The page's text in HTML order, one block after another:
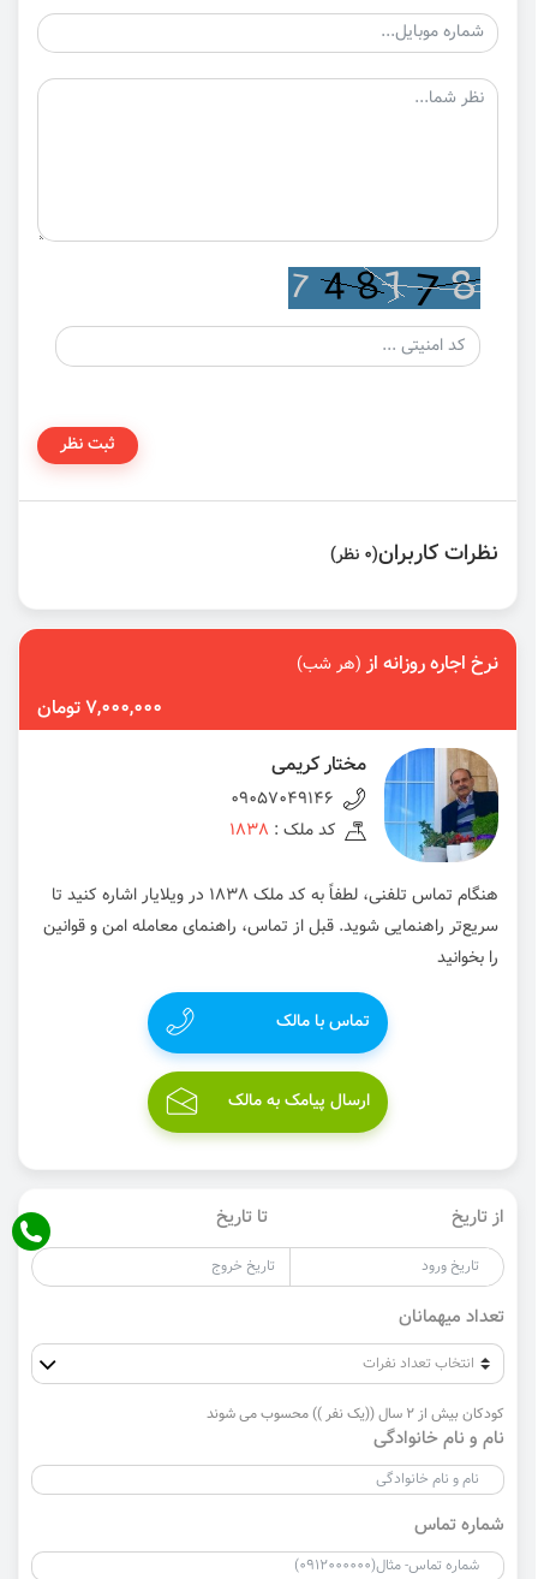
ثبت نظر
نظرات کاربران(0 نظر)
نرخ اجاره روزانه از(هر شب)
7,000,000 تومان
مختار کریمی
09057049146
کد ملک : 1838
هنگام تماس تلفنی، لطفاً به کد ملک 1838 در ویلایار اشاره کنید تا
سریع‌تر راهنمایی شوید. قبل از تماس، راهنمای معامله امن و قوانین
را بخوانید
تماس با مالک
ارسال پیامک به مالک
از تاریخ تا تاریخ
تعداد میهمانان
کودکان بیش از 2 سال ((یک نفر )) محسوب می شوند
نام و نام خانوادگی
شماره تماس